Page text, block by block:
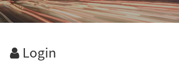
Login